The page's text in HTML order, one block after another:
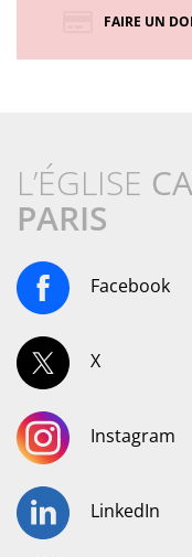
FAIRE UN
L’ÉGLISE
PARIS
Facebook
X
Instagram
LinkedIn